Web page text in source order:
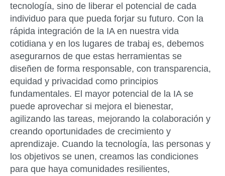
tecnología, sino de liberar el potencial de cada
individuo para que pueda forjar su futuro. Con la
rápida integración de la IA en nuestra vida
cotidiana y en los lugares de trabaj es, debemos
asegurarnos de que estas herramientas se
diseñen de forma responsable, con transparencia,
equidad y privacidad como principios
fundamentales. El mayor potencial de la IA se
puede aprovechar si mejora el bienestar,
agilizando las tareas, mejorando la colaboración y
creando oportunidades de crecimiento y
aprendizaje. Cuando la tecnología, las personas y
los objetivos se unen, creamos las condiciones
para que haya comunidades resilientes,